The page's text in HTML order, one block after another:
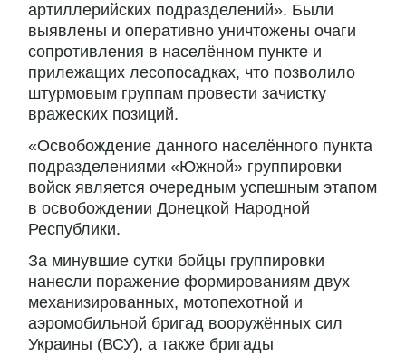
артиллерийских подразделений». Были
выявлены и оперативно уничтожены очаги
сопротивления в населённом пункте и
прилежащих лесопосадках, что позволило
штурмовым группам провести зачистку
вражеских позиций.
«Освобождение данного населённого пункта
подразделениями «Южной» группировки
войск является очередным успешным этапом
в освобождении Донецкой Народной
Республики.
За минувшие сутки бойцы группировки
нанесли поражение формированиям двух
механизированных, мотопехотной и
аэромобильной бригад вооружённых сил
Украины (ВСУ), а также бригады